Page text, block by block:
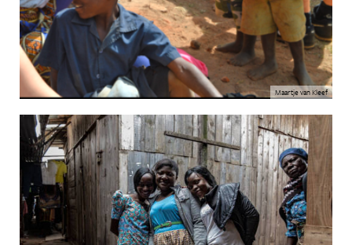
Maartje van Kleef